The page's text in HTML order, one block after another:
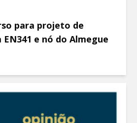
para projeto de
e nó do Almegue